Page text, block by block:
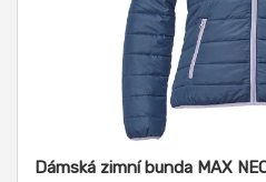
Dámská zimní bunda MAX